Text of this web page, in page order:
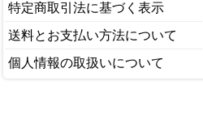
特定商取引法に基づく表示
送料とお支払い方法について
個人情報の取扱いについて